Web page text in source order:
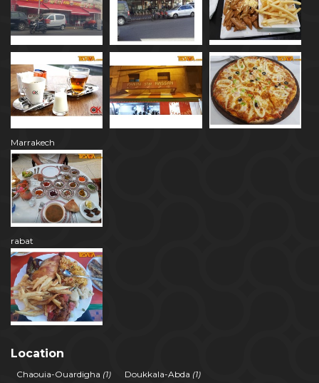
Marrakech
rabat
Location
Chaouia-Ouardigha (1) Doukkala-Abda (1)